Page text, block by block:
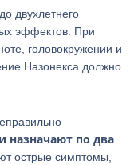
двухлетнего
эффектов. При
головокружении и
Назонекса должно
назначают по два
острые симптомы,